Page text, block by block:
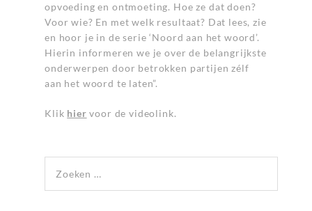
opvoeding en ontmoeting. Hoe ze dat doen?
Voor wie? En met welk resultaat? Dat lees, zie
en hoor je in de serie ‘Noord aan het woord’.
Hierin informeren we je over de belangrijkste
onderwerpen door betrokken partijen zélf
aan het woord te laten”.
Klik hier voor de videolink.